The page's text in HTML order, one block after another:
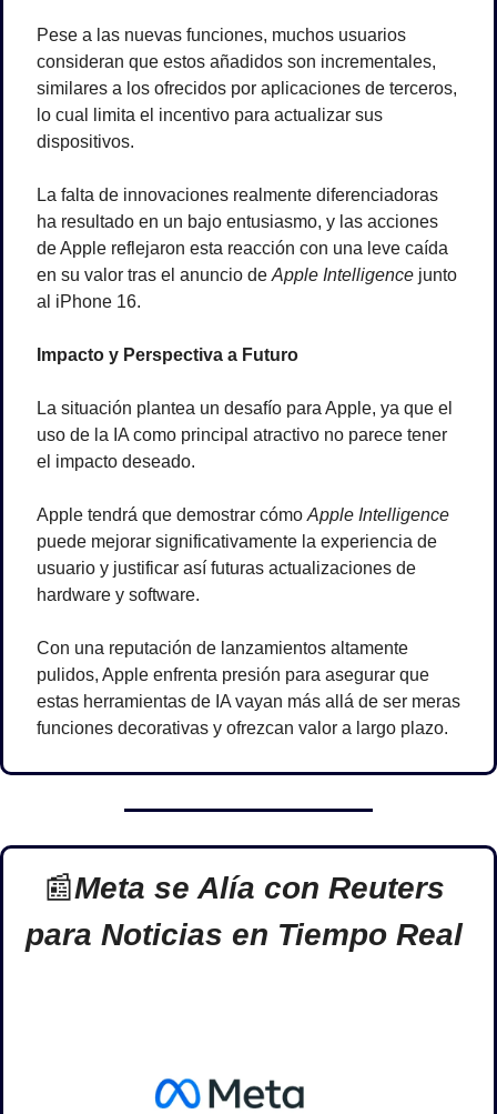
Pese a las nuevas funciones, muchos usuarios
consideran que estos añadidos son incrementales,
similares a los ofrecidos por aplicaciones de terceros,
lo cual limita el incentivo para actualizar sus
dispositivos.
La falta de innovaciones realmente diferenciadoras
ha resultado en un bajo entusiasmo, y las acciones
de Apple reflejaron esta reacción con una leve caída
en su valor tras el anuncio de Apple Intelligence junto
al iPhone 16.
Impacto y Perspectiva a Futuro
La situación plantea un desafío para Apple, ya que el
uso de la IA como principal atractivo no parece tener
el impacto deseado.
Apple tendrá que demostrar cómo Apple Intelligence
puede mejorar significativamente la experiencia de
usuario y justificar así futuras actualizaciones de
hardware y software.
Con una reputación de lanzamientos altamente
pulidos, Apple enfrenta presión para asegurar que
estas herramientas de IA vayan más allá de ser meras
funciones decorativas y ofrezcan valor a largo plazo.
📰Meta se Alía con Reuters
para Noticias en Tiempo Real